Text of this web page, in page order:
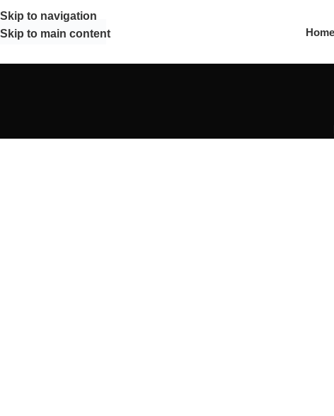
Skip to navigation
Skip to main content
Home